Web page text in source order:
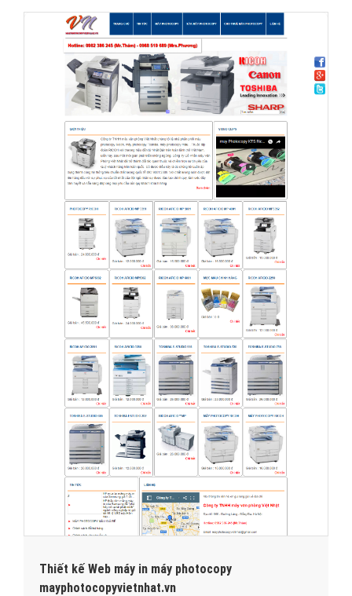
Thiết kế Web máy in máy photocopy
mayphotocopyvietnhat.vn